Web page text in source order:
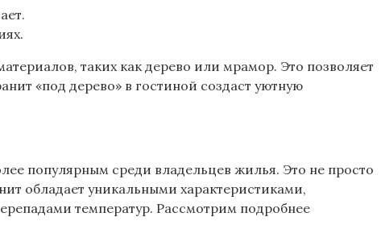
таких как дерево или мрамор. Это позволяет
«под дерево» в гостиной создаст уютную
популярным среди владельцев жилья. Это не просто
обладает уникальными характеристиками,
температур. Рассмотрим подробнее